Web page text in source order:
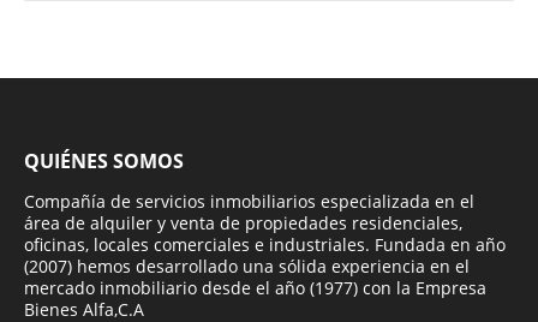
QUIÉNES SOMOS
Compañía de servicios inmobiliarios especializada en el
área de alquiler y venta de propiedades residenciales,
oficinas, locales comerciales e industriales. Fundada en año
(2007) hemos desarrollado una sólida experiencia en el
mercado inmobiliario desde el año (1977) con la Empresa
Bienes Alfa,C.A